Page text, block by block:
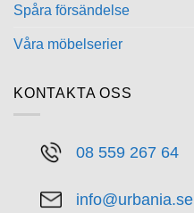
Spåra försändelse
Våra möbelserier
KONTAKTA OSS
08 559 267 64
info@urbania.se